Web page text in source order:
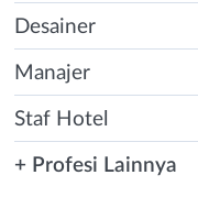
Desainer
Manajer
Staf Hotel
+ Profesi Lainnya